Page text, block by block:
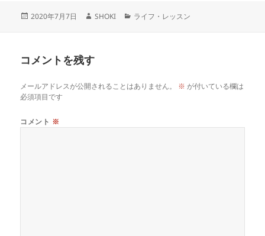
投
2020年7月7日
作
SHOKI
カ
ライフ・レッスン
コメントを残す
メールアドレスが公開されることはありません。 ※ が付いている欄は
必須項目です
コメント ※